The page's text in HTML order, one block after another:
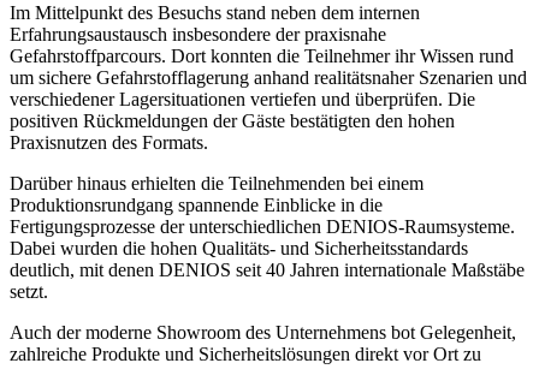
Im Mittelpunkt des Besuchs stand neben dem internen
Erfahrungsaustausch insbesondere der praxisnahe
Gefahrstoffparcours. Dort konnten die Teilnehmer ihr Wissen rund
um sichere Gefahrstofflagerung anhand realitätsnaher Szenarien und
verschiedener Lagersituationen vertiefen und überprüfen. Die
positiven Rückmeldungen der Gäste bestätigten den hohen
Praxisnutzen des Formats.
Darüber hinaus erhielten die Teilnehmenden bei einem
Produktionsrundgang spannende Einblicke in die
Fertigungsprozesse der unterschiedlichen DENIOS-Raumsysteme.
Dabei wurden die hohen Qualitäts- und Sicherheitsstandards
deutlich, mit denen DENIOS seit 40 Jahren internationale Maßstäbe
setzt.
Auch der moderne Showroom des Unternehmens bot Gelegenheit,
zahlreiche Produkte und Sicherheitslösungen direkt vor Ort zu